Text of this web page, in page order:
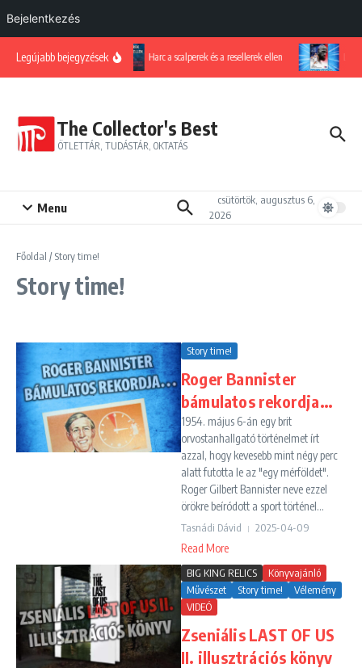
Bejelentkezés
Legújabb bejegyzések
Harc a scalperek és a resellerek ellen
The Collector's Best
ÖTLETTÁR, TUDÁSTÁR, OKTATÁS
Menu
csütörtök, augusztus 6,
2026
Főoldal /Story time!
Story time!
Story time!
Roger Bannister
bámulatos rekordja…
1954. május 6-án egy brit
orvostanhallgató történelmet írt
azzal, hogy kevesebb mint négy perc
alatt futotta le az "egy mérföldet".
Roger Gilbert Bannister neve ezzel
örökre beíródott a sport történel...
Tasnádi Dávid 2025-04-09
Read More
BIG KING RELICS
Könyvajánló
Művészet
Story time!
Vélemény
VIDEÓ
Zseniális LAST OF US
II. illusztrációs könyv